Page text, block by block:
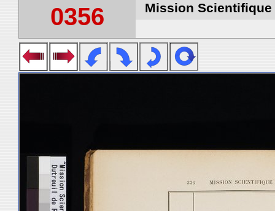
0356 Mission Scientifique